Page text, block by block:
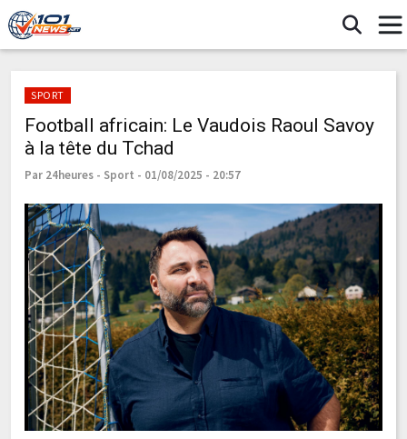
SPORT
Football africain: Le Vaudois Raoul Savoy
à la tête du Tchad
Par 24heures - Sport - 01/08/2025 - 20:57